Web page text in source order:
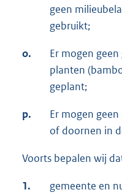
geen
gebruikt;
o.
Er mogen
planten
geplant;
p.
Er mogen
of doornen in
Voorts bepalen wij
1.
gemeente en